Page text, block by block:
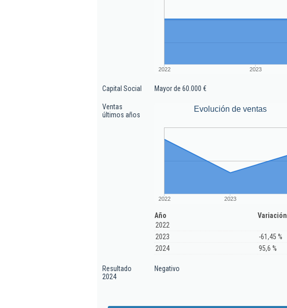
2022 2023
Capital Social Mayor de 60.000 €
Ventas
últimos años
Evolución de ventas
2022 2023
Año
Variación
2022
2023
-61,45 %
2024
95,6 %
Resultado
2024
Negativo